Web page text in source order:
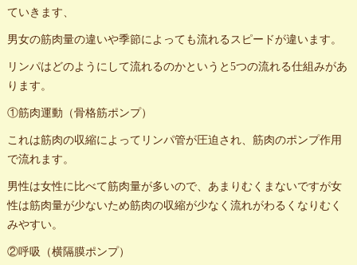
ていきます、
男女の筋肉量の違いや季節によっても流れるスピードが違います。
リンパはどのようにして流れるのかというと5つの流れる仕組みがあ
ります。
①筋肉運動（骨格筋ポンプ）
これは筋肉の収縮によってリンパ管が圧迫され、筋肉のポンプ作用
で流れます。
男性は女性に比べて筋肉量が多いので、あまりむくまないですが女
性は筋肉量が少ないため筋肉の収縮が少なく流れがわるくなりむく
みやすい。
②呼吸（横隔膜ポンプ）